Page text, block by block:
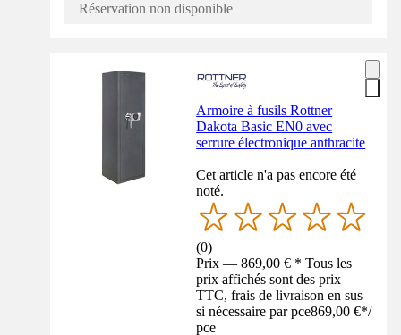
Réservation non disponible
Armoire à fusils Rottner
Dakota Basic EN0 avec
serrure électronique anthracite
Cet article n'a pas encore été
noté.
(0)
Prix — 869,00 € * Tous les
prix affichés sont des prix
TTC, frais de livraison en sus
si nécessaire par pce869,00 €*/
pce